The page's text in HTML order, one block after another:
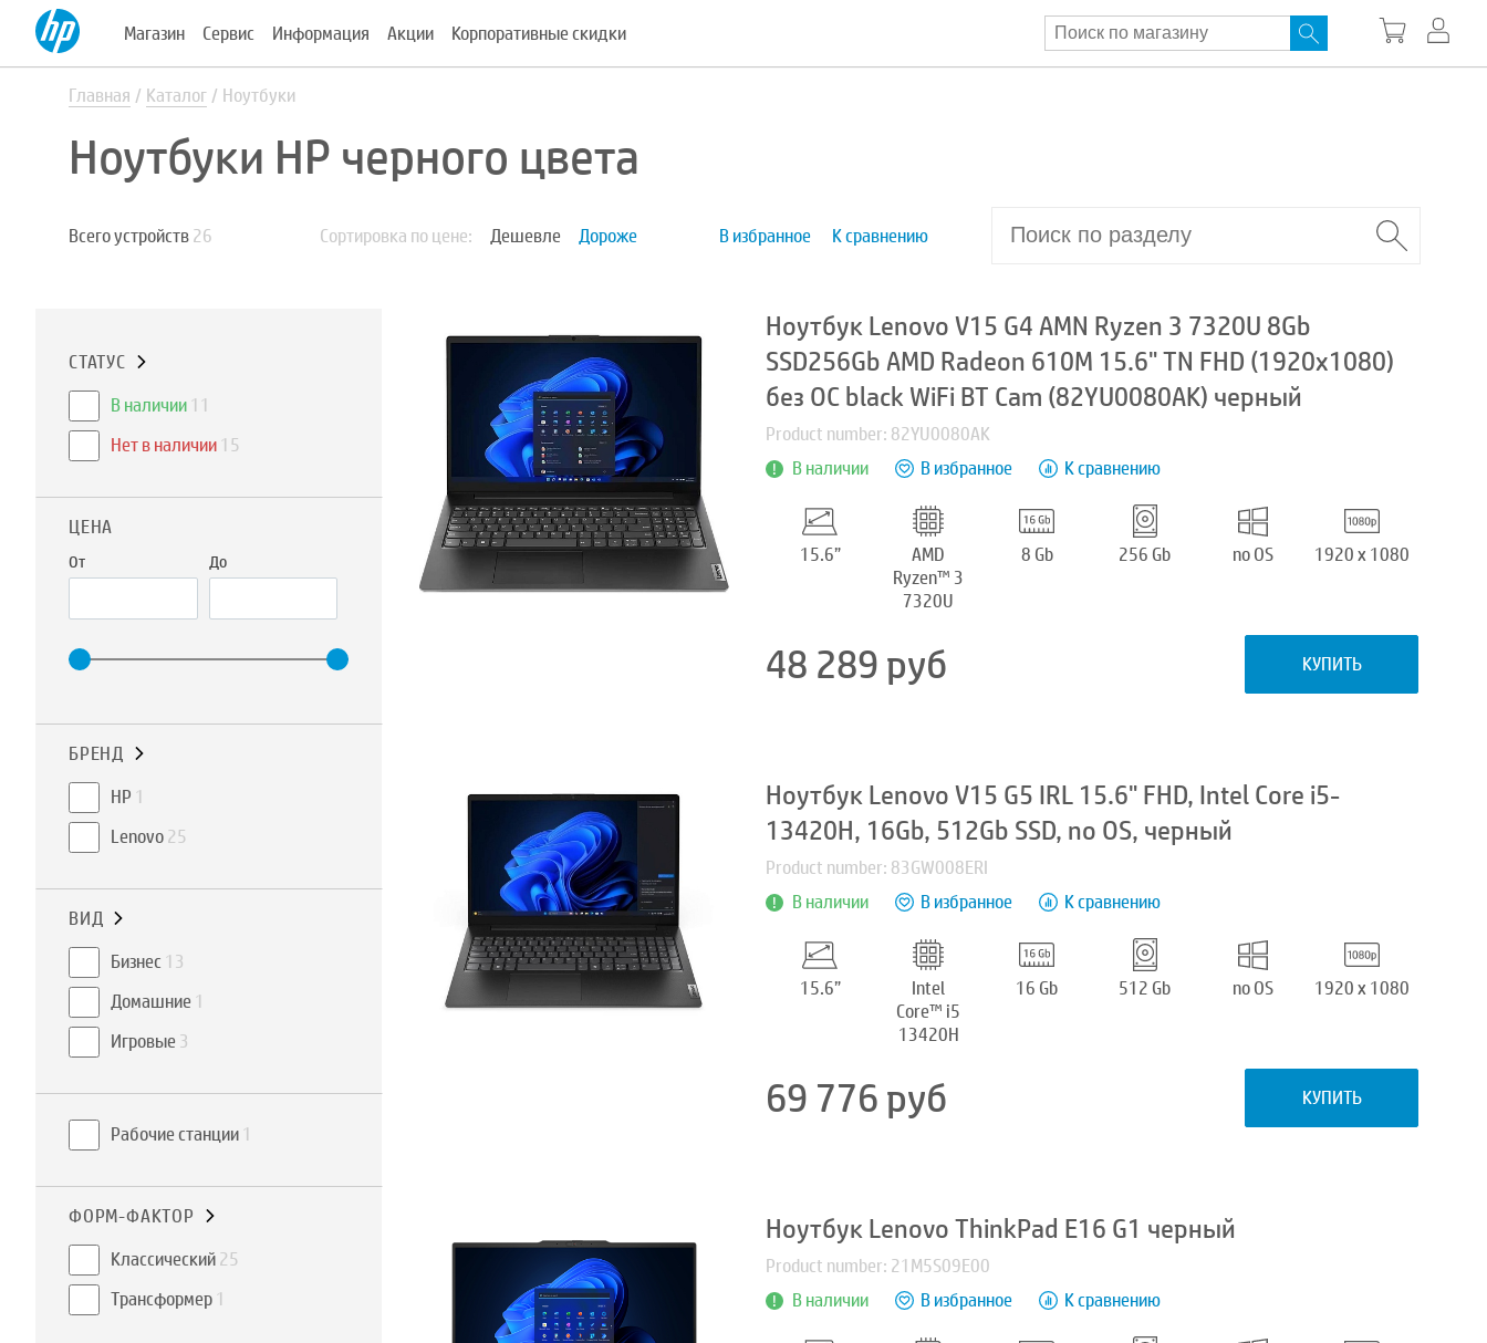
Магазин Сервис Информация Акции Корпоративные скидки
Главная Каталог Ноутбуки
Ноутбуки HP черного цвета
Всего устройств26 Сортировка по цене: Дешевле Дороже В избранное К сравнению
СТАТУС
В наличии11
Нет в наличии15
ЦЕНА
От До
БРЕНД
HP 1
Lenovo25
ВИД
Бизнес 13
Домашние1
Игровые3
Рабочие станции1
ФОРМ-ФАКТОР
Классический25
Трансформер1
Ноутбук Lenovo V15 G4 AMN Ryzen 3 7320U 8Gb
SSD256Gb AMD Radeon 610M 15.6" TN FHD (1920x1080)
без ОС black WiFi BT Cam (82YU0080AK) черный
Product number: 82YU0080AK
В наличии
В избранное К сравнению
15.6”
AMD
Ryzen™ 3
7320U
8 Gb 256 Gb no OS 1920 x 1080
48 289руб КУПИТЬ
Ноутбук Lenovo V15 G5 IRL 15.6" FHD, Intel Core i5-
13420H, 16Gb, 512Gb SSD, no OS, черный
Product number: 83GW008ERI
В наличии
В избранное К сравнению
15.6”
Intel
Core™ i5
13420H
16 Gb 512 Gb no OS 1920 x 1080
69 776руб КУПИТЬ
Ноутбук Lenovo ThinkPad E16 G1 черный
Product number: 21M5S09E00
В наличии
В избранное К сравнению